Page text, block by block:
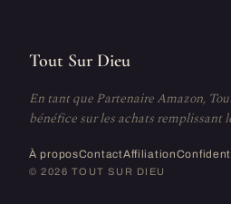
Tout Sur Dieu
En tant que Partenaire Amazon,
bénéfice sur les achats remplissant
À proposContactAffiliation
© 2026 TOUT SUR DIEU